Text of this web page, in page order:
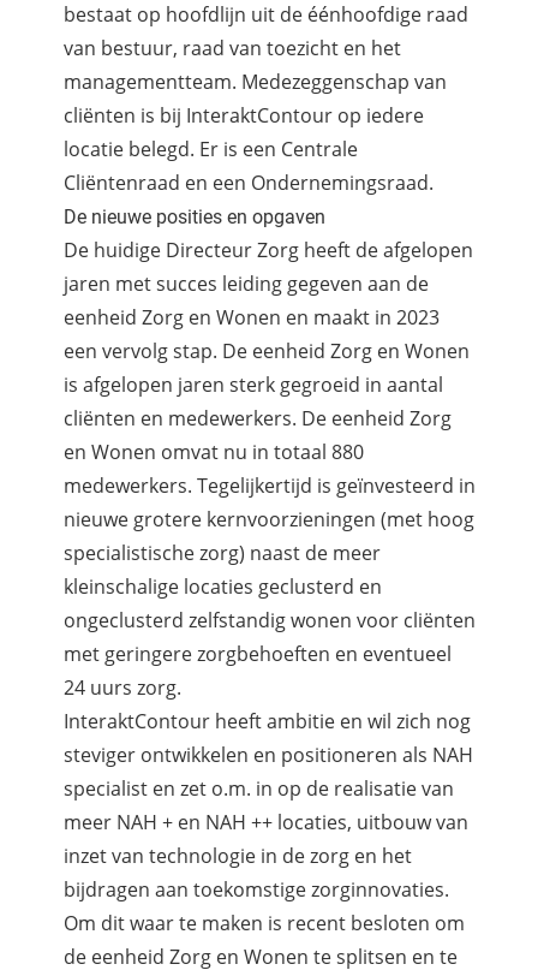
bestaat op hoofdlijn uit de éénhoofdige raad
van bestuur, raad van toezicht en het
managementteam. Medezeggenschap van
cliënten is bij InteraktContour op iedere
locatie belegd. Er is een Centrale
Cliëntenraad en een Ondernemingsraad.
De nieuwe posities en opgaven
De huidige Directeur Zorg heeft de afgelopen
jaren met succes leiding gegeven aan de
eenheid Zorg en Wonen en maakt in 2023
een vervolg stap. De eenheid Zorg en Wonen
is afgelopen jaren sterk gegroeid in aantal
cliënten en medewerkers. De eenheid Zorg
en Wonen omvat nu in totaal 880
medewerkers. Tegelijkertijd is geïnvesteerd in
nieuwe grotere kernvoorzieningen (met hoog
specialistische zorg) naast de meer
kleinschalige locaties geclusterd en
ongeclusterd zelfstandig wonen voor cliënten
met geringere zorgbehoeften en eventueel
24 uurs zorg.
InteraktContour heeft ambitie en wil zich nog
steviger ontwikkelen en positioneren als NAH
specialist en zet o.m. in op de realisatie van
meer NAH + en NAH ++ locaties, uitbouw van
inzet van technologie in de zorg en het
bijdragen aan toekomstige zorginnovaties.
Om dit waar te maken is recent besloten om
de eenheid Zorg en Wonen te splitsen en te